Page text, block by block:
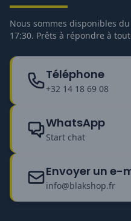
Nous sommes disponibles
17:30. Prêts à répondre à
Téléphone
+32 14 18 69 08
WhatsApp
Start chat
Envoyer un e-
info@blakshop.fr